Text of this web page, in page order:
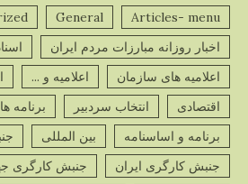
Articles- menu
General
اخبار روزانه مبارزات مردم ایران
اعلامیه های سازمان
اعلامیه و ...
اقتصادی
انتخاب سردبیر
برنامه
برنامه و اساسنامه
بین المللی
جنبش کارگری ایران
جنبش کارگری